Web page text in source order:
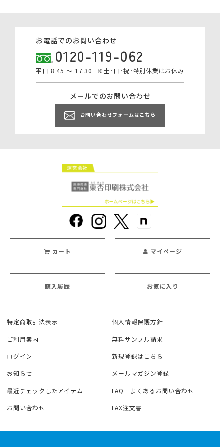
お電話でのお問い合わせ
0120-119-062
平日 8:45 ～ 17:30 ※土･日･祝･特別休業はお休み
メールでのお問い合わせ
お問い合わせフォームはこちら
カート マイページ
購入履歴 お気に入り
特定商取引法表示 個人情報保護方針
ご利用案内 無料サンプル請求
ログイン 新規登録はこちら
お知らせ メールマガジン登録
最近チェックしたアイテム FAQ－よくあるお問い合わせ－
お問い合わせ FAX注文書